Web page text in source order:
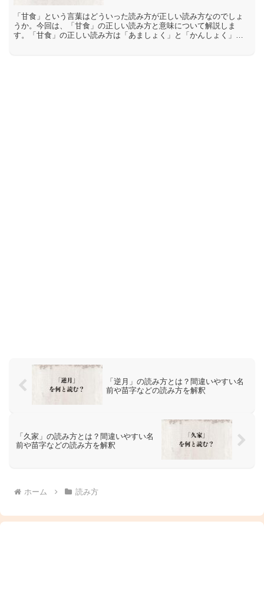
「甘食」という言葉はどういった読み方が正しい読み方なのでしょ
うか。今回は、「甘食」の正しい読み方と意味について解説しま
す。「甘食」の正しい読み方は「あましょく」と「かんしょく」ど
「逆月」の読み方とは？間違いやすい名
前や苗字などの読み方を解釈
「久家」の読み方とは？間違いやすい名
前や苗字などの読み方を解釈
ホーム 読み方